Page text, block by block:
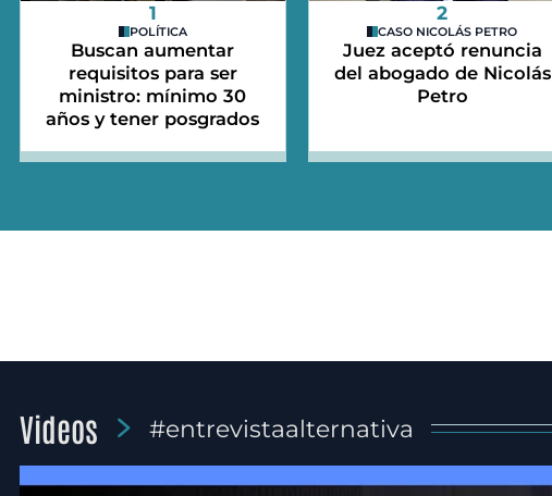
1
POLÍTICA
Buscan aumentar
requisitos para ser
ministro: mínimo 30
años y tener posgrados
2
CASO NICOLÁS PETRO
Juez aceptó renuncia
del abogado de Nicolás
Petro
Videos #entrevistaalternativa